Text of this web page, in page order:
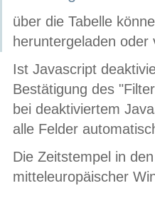
über die Tabelle
heruntergeladen oder
Ist Javascript
Bestätigung des
bei deaktiviertem
alle Felder
Die Zeitstempel in
mitteleuropäischer